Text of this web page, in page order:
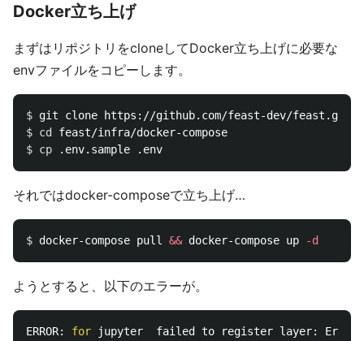
Docker立ち上げ
まずはリポジトリをcloneしてDocker立ち上げに必要な
envファイルをコピーします。
$
$ cd
$ cp
それではdocker-composeで立ち上げ…
$ docker-compose pull && docker-compose up -d
ようとすると、以下のエラーが。
ERROR: for jupyter  failed to register layer: Error